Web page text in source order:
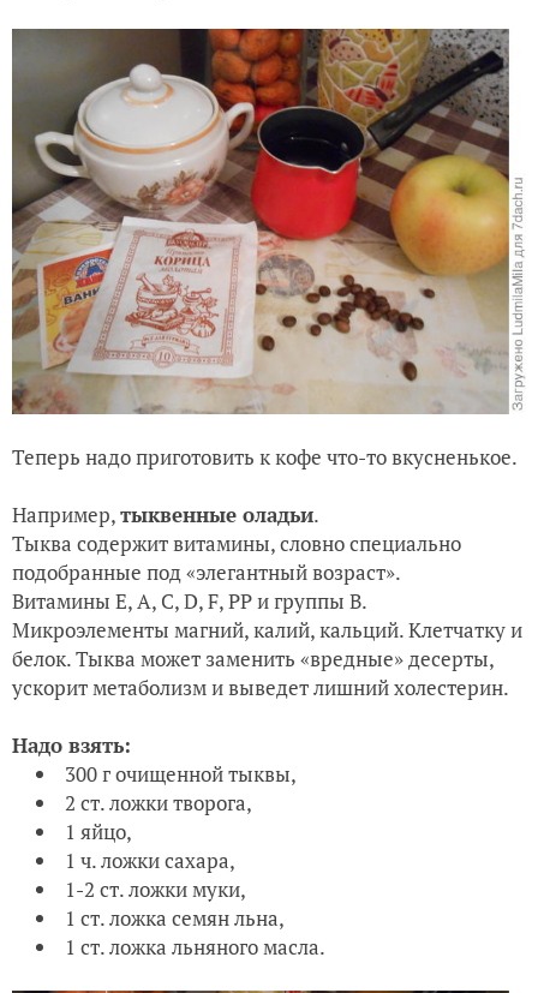
Теперь надо приготовить к кофе что-то вкусненькое.
Например,тыквенные оладьи.
Тыква содержит витамины, словно специально
подобранные под «элегантный возраст».
Витамины Е, А, С, D, F, PP и группы В.
Микроэлементы магний, калий, кальций. Клетчатку и
белок. Тыква может заменить «вредные» десерты,
ускорит метаболизм и выведет лишний холестерин.
Надо взять:
300 г очищенной тыквы,
2 ст. ложки творога,
1 яйцо,
1 ч. ложки сахара,
1-2 ст. ложки муки,
1 ст. ложка семян льна,
1 ст. ложка льняного масла.